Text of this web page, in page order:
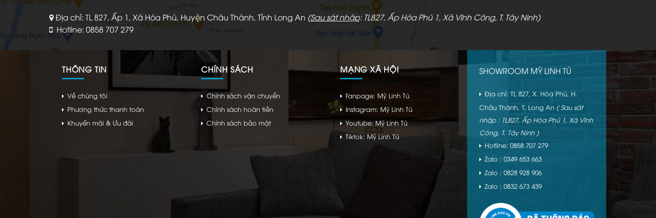
Địa chỉ: TL 827, Ấp 1, Xã Hòa Phú, Huyện Châu Thành, Tỉnh Long An (Sau sát nhập: TL827, Ấp Hòa Phú 1, Xã Vĩnh Công, T. Tây Ninh)
Hotline: 0858 707 279
THÔNG TIN
Về chúng tôi
Phương thức thanh toán
Khuyến mãi & Ưu đãi
CHÍNH SÁCH
Chính sách vận chuyển
Chính sách hoàn tiền
Chính sách bảo mật
MẠNG XÃ HỘI
Fanpage: Mỹ Linh Tú
Instagram: Mỹ Linh Tú
Youtube: Mỹ Linh Tú
Tiktok: Mỹ Linh Tú
SHOWROOM MỸ LINH TÚ
Địa chỉ: TL 827, X. Hòa Phú, H.
Châu Thành, T. Long An ( Sau sát
nhập : TL827, Ấp Hòa Phú 1, Xã Vĩnh
Công, T. Tây Ninh )
Hotline: 0858 707 279
Zalo : 0349 653 663
Zalo : 0828 928 906
Zalo : 0832 673 439